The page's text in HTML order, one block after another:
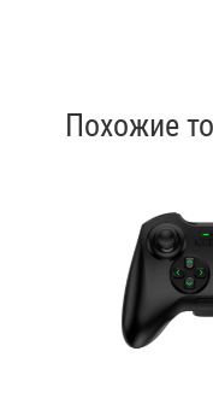
Похожие